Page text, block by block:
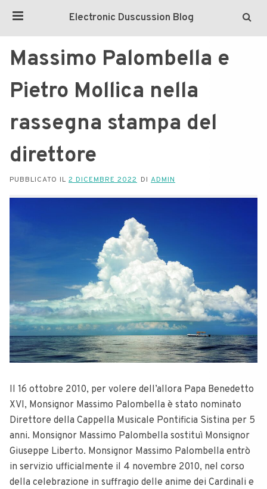
Electronic Duscussion Blog
Massimo Palombella e
Pietro Mollica nella
rassegna stampa del
direttore
PUBBLICATO IL 2 DICEMBRE 2022 DI ADMIN
Il 16 ottobre 2010, per volere dell’allora Papa Benedetto
XVI, Monsignor Massimo Palombella è stato nominato
Direttore della Cappella Musicale Pontificia Sistina per 5
anni. Monsignor Massimo Palombella sostituì Monsignor
Giuseppe Liberto. Monsignor Massimo Palombella entrò
in servizio ufficialmente il 4 novembre 2010, nel corso
della celebrazione in suffragio delle anime dei Cardinali e